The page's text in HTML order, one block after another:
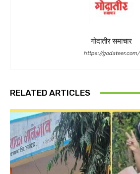
गोदातीर समाचार
https://godateer.com/
RELATED ARTICLES